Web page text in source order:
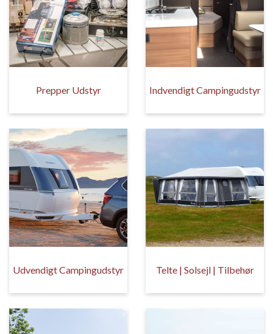
Prepper Udstyr Indvendigt Campingudstyr
Udvendigt Campingudstyr Telte | Solsejl | Tilbehør